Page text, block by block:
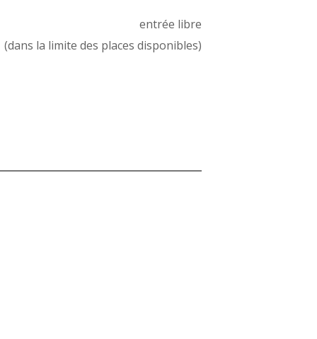
entrée libre
(dans la limite des places disponibles)